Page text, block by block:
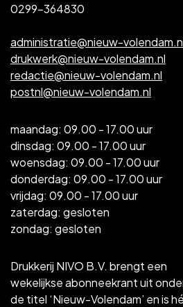
Drukkerij NIVO B.V. brengt een
wekelijkse abonneekrant uit
de titel ‘Nieuw-Volendam’ en is
0299-364830
administratie@nieuw-
drukwerk@nieuw-volendam.nl
redactie@nieuw-volendam.nl
postnl@nieuw-volendam.nl
maandag: 09.00 - 17.00 uur
dinsdag: 09.00 - 17.00 uur
woensdag: 09.00 - 17.00 uur
donderdag: 09.00 - 17.00 uur
vrijdag: 09.00 - 17.00 uur
zaterdag: gesloten
zondag: gesloten